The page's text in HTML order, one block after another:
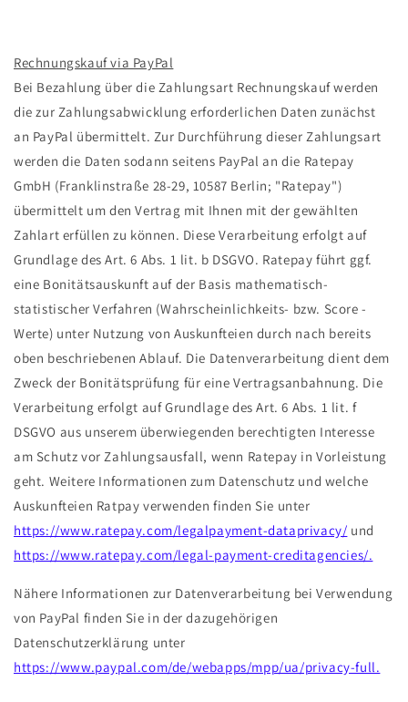
Rechnungskauf via PayPal
Bei Bezahlung über die Zahlungsart Rechnungskauf werden
die zur Zahlungsabwicklung erforderlichen Daten zunächst
an PayPal übermittelt. Zur Durchführung dieser Zahlungsart
werden die Daten sodann seitens PayPal an die Ratepay
GmbH (Franklinstraße 28-29, 10587 Berlin; "Ratepay")
übermittelt um den Vertrag mit Ihnen mit der gewählten
Zahlart erfüllen zu können. Diese Verarbeitung erfolgt auf
Grundlage des Art. 6 Abs. 1 lit. b DSGVO. Ratepay führt ggf.
eine Bonitätsauskunft auf der Basis mathematisch-
statistischer Verfahren (Wahrscheinlichkeits- bzw. Score -
Werte) unter Nutzung von Auskunfteien durch nach bereits
oben beschriebenen Ablauf. Die Datenverarbeitung dient dem
Zweck der Bonitätsprüfung für eine Vertragsanbahnung. Die
Verarbeitung erfolgt auf Grundlage des Art. 6 Abs. 1 lit. f
DSGVO aus unserem überwiegenden berechtigten Interesse
am Schutz vor Zahlungsausfall, wenn Ratepay in Vorleistung
geht. Weitere Informationen zum Datenschutz und welche
Auskunfteien Ratpay verwenden finden Sie unter
https://www.ratepay.com/legalpayment-dataprivacy/ und
https://www.ratepay.com/legal-payment-creditagencies/.
Nähere Informationen zur Datenverarbeitung bei Verwendung
von PayPal finden Sie in der dazugehörigen
Datenschutzerklärung unter
https://www.paypal.com/de/webapps/mpp/ua/privacy-full.